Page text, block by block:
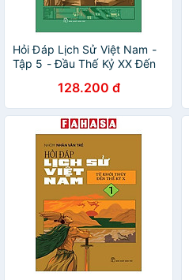
Hỏi Đáp Lịch Sử Việt Nam -
Tập 5 - Đầu Thế Kỷ XX Đến
Sản Việt Nam (1930)
128.200 đ